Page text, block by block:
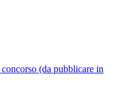
(da pubblicare in